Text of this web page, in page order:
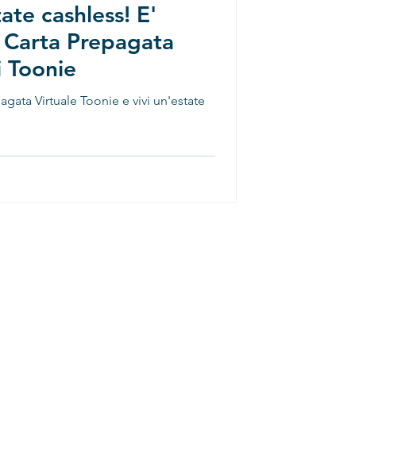
cashless! E'
Prepagata
Virtuale Toonie e vivi un'estate